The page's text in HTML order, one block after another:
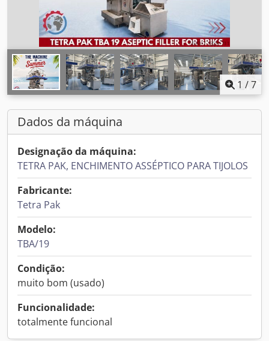
1 /7
Dados da máquina
Designação da máquina:
TETRA PAK, ENCHIMENTO ASSÉPTICO PARA TIJOLOS
Fabricante:
Tetra Pak
Modelo:
TBA/19
Condição:
muito bom (usado)
Funcionalidade:
totalmente funcional